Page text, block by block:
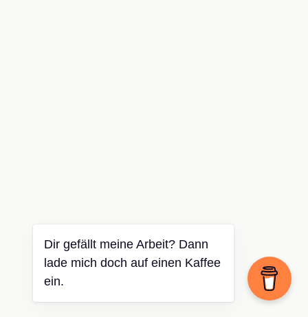
Dir gefällt meine Arbeit? Dann
lade mich doch auf einen Kaffee
ein.